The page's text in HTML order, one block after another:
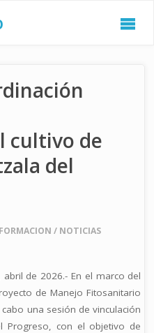
cultivo de
del
/ NOTICIAS
de 2026.- En el marco del
de Manejo Fitosanitario
una sesión de vinculación
Progreso, con el objetivo de